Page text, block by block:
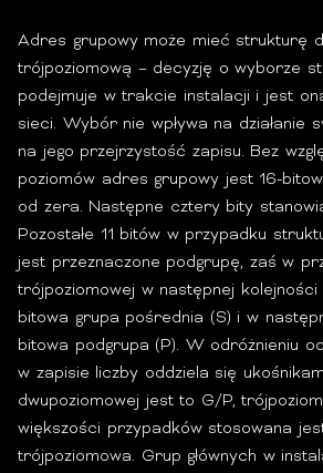
Adres grupowy może mieć strukturę
trójpoziomową – decyzję o wyborze
podejmuje w trakcie instalacji i jest
sieci. Wybór nie wpływa na działanie
na jego przejrzystość zapisu. Bez
poziomów adres grupowy jest 16-
od zera. Następne cztery bity
Pozostałe 11 bitów w przypadku
jest przeznaczone podgrupę, zaś w
trójpoziomowej w następnej
bitowa grupa pośrednia (S) i w
bitowa podgrupa (P). W odróżnieniu
w zapisie liczby oddziela się
dwupoziomowej jest to G/P,
większości przypadków stosowana
trójpoziomowa. Grup głównych w